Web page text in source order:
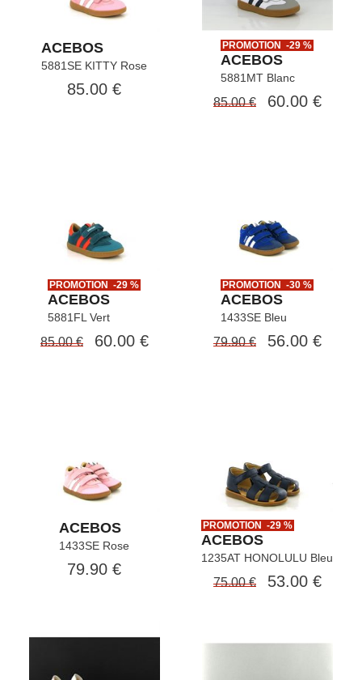
ACEBOS
5881SE KITTY Rose
85.00 €
PROMOTION -29 %
ACEBOS
5881MT Blanc
85.00 € 60.00 €
PROMOTION -29 %
ACEBOS
5881FL Vert
85.00 € 60.00 €
PROMOTION -30 %
ACEBOS
1433SE Bleu
79.90 € 56.00 €
ACEBOS
1433SE Rose
79.90 €
PROMOTION -29 %
ACEBOS
1235AT HONOLULU Bleu
75.00 € 53.00 €